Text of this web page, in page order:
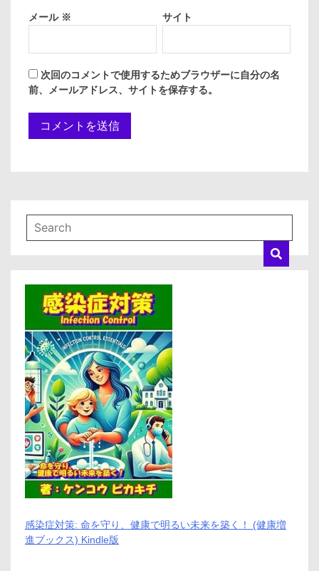
メール ※ サイト
次回のコメントで使用するためブラウザーに自分の名
前、メールアドレス、サイトを保存する。
感染症対策: 命を守り、健康で明るい未来を築く！ (健康増
進ブックス) Kindle版